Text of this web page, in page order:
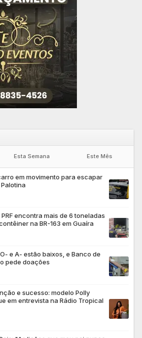
Esta Semana Este Mês
em movimento para escapar
encontra mais de 6 toneladas
na BR-163 em Guaíra
e A- estão baixos, e Banco de
pede doações
e sucesso: modelo Polly
em entrevista na Rádio Tropical